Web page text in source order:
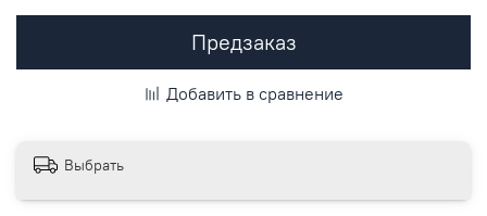
Предзаказ
Добавить в сравнение
Выбрать